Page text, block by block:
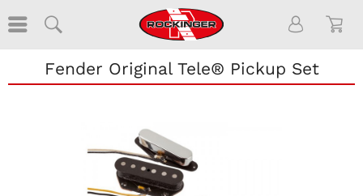
Fender Original Tele® Pickup Set